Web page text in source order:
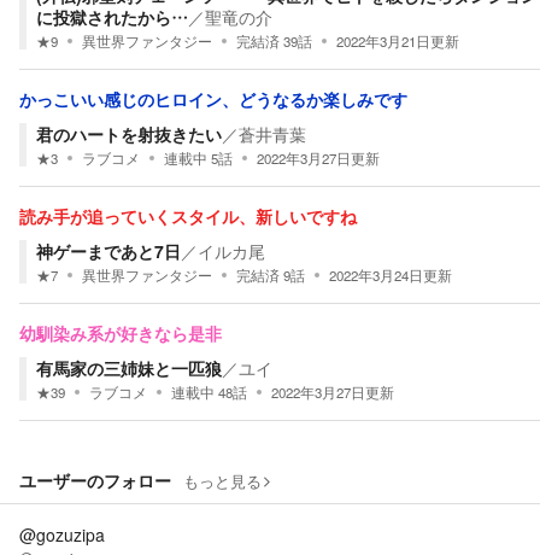
に投獄されたから…／聖竜の介
★9 異世界ファンタジー 完結済39話 2022年3月21日更新
かっこいい感じのヒロイン、どうなるか楽しみです
君のハートを射抜きたい／蒼井青葉
★3 ラブコメ 連載中 5話 2022年3月27日更新
読み手が追っていくスタイル、新しいですね
神ゲーまであと7日 ／イルカ尾
★7 異世界ファンタジー 完結済9話 2022年3月24日更新
幼馴染み系が好きなら是非
有馬家の三姉妹と一匹狼／ユイ
★39 ラブコメ 連載中 48話 2022年3月27日更新
ユーザーのフォロー もっと見る
@gozuzipa